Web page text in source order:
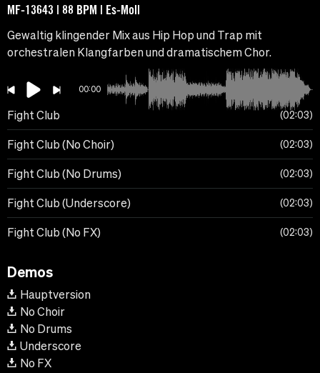
MF-13643 | 88 BPM | Es-Moll
Gewaltig klingender Mix aus Hip Hop und Trap mit
orchestralen Klangfarben und dramatischem Chor.
00:00
Fight Club 02:03
Fight Club (No Choir) 02:03
Fight Club (No Drums) 02:03
Fight Club (Underscore) 02:03
Fight Club (No FX) 02:03
Demos
Hauptversion
No Choir
No Drums
Underscore
No FX